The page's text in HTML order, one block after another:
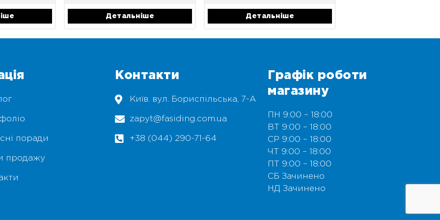
Детальніше Детальніше
поради
продажу
Контакти
Київ. вул. Бориспільська, 7-А
zapyt@fasiding.com.ua
+38 (044) 290-71-64
Графік роботи
магазину
ПН 9:00 – 18:00
ВТ 9:00 – 18:00
СР 9:00 – 18:00
ЧТ 9:00 – 18:00
ПТ 9:00 – 18:00
СБ Зачинено
НД Зачинено